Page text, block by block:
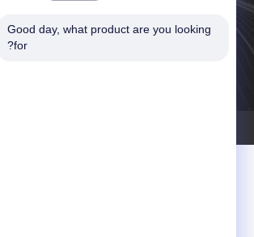
Good day, what product are you looking
for?